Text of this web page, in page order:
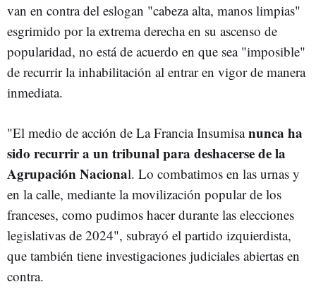
van en contra del eslogan "cabeza alta, manos limpias"
esgrimido por la extrema derecha en su ascenso de
popularidad, no está de acuerdo en que sea "imposible"
de recurrir la inhabilitación al entrar en vigor de manera
inmediata.
"El medio de acción de La Francia Insumisanunca ha
sido recurrir a un tribunal para deshacerse de la
Agrupación Nacional. Lo combatimos en las urnas y
en la calle, mediante la movilización popular de los
franceses, como pudimos hacer durante las elecciones
legislativas de 2024", subrayó el partido izquierdista,
que también tiene investigaciones judiciales abiertas en
contra.